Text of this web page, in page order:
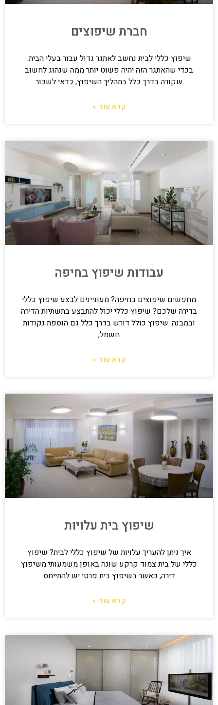
חברת שיפוצים
שיפוץ כללי לבית נחשב לאתגר גדול עבור בעלי הבית.
בכדי שהאתגר הזה יהיה פשוט יותר ממה שנהוג לחשוב
שקורה בדרך כלל בתהליך השיפוץ, כדאי לשכור
קרא עוד »
עבודות שיפוץ בחיפה
מחפשים שיפוצים בחיפה? מעוניינים לבצע שיפוץ כללי
בדירה שלכם? שיפוץ כללי יכול להתבצע בתשתיות הדירה
ובמבנה. שיפוץ כולל דורש בדרך כלל גם הוספת נקודות
חשמל,
קרא עוד »
שיפוץ בית עלויות
איך ניתן להעריך עלויות של שיפוץ כללי לבית? שיפוץ
כללי של בית צמוד קרקע שונה באופן משמעותי משיפוץ
דירה, כאשר בשיפוץ בית פרטי יש להתייחס
קרא עוד »